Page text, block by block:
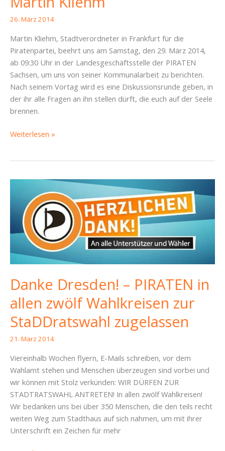
26. März 2014
Martin Kliehm, Stadtverordneter in Frankfurt für die
Piratenpartei, beehrt uns am Samstag, den 29. März 2014,
ab 09:30 Uhr in der Landesgeschäftsstelle der PIRATEN
Sachsen, um uns von seiner Kommunalarbeit zu berichten.
Nach seinem Vortag wird es eine Diskussionsrunde geben, in
der ihr alle Fragen an ihn stellen dürft, die euch auf der Seele
brennen.
Kommunalmarina
Diskussionsrunde
Martin
Kliehm
Weiterlesen »
Danke Dresden! – PIRATEN in
allen zwölf Wahlkreisen zur
StaDDratswahl zugelassen
21. März 2014
Viereinhalb Wochen flyern, E-Mails schreiben, vor dem
Wahlamt stehen und Menschen überzeugen sind vorbei und
wir können mit Stolz verkünden: WIR DÜRFEN ZUR
STADTRATSWAHL ANTRETEN! In allen zwölf Wahlkreisen!
Wir bedanken uns bei über 350 Menschen, die den teils recht
weiten Weg zum Stadthaus auf sich nahmen, um mit ihrer
Unterschrift ein Zeichen für mehr